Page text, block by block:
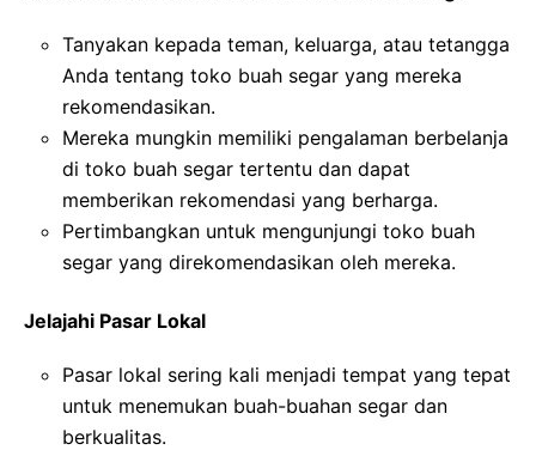
Tanyakan kepada teman, keluarga, atau tetangga
Anda tentang toko buah segar yang mereka
rekomendasikan.
Mereka mungkin memiliki pengalaman berbelanja
di toko buah segar tertentu dan dapat
memberikan rekomendasi yang berharga.
Pertimbangkan untuk mengunjungi toko buah
segar yang direkomendasikan oleh mereka.
Jelajahi Pasar Lokal
Pasar lokal sering kali menjadi tempat yang tepat
untuk menemukan buah-buahan segar dan
berkualitas.